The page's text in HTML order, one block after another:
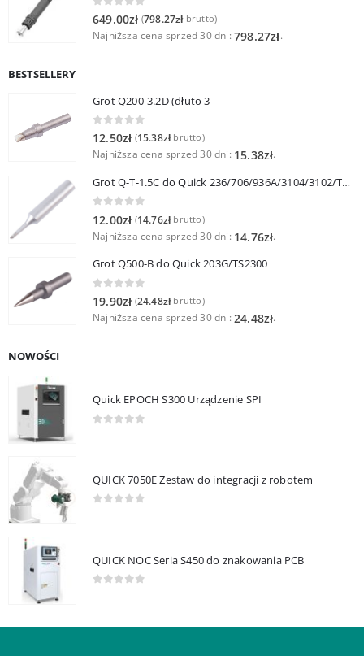
649.00zł (798.27złbrutto)
Najniższa cena sprzed 30 dni: 798.27zł.
BESTSELLERY
Grot Q200-3.2D (dłuto 3
0out of 5
12.50zł (15.38złbrutto)
Najniższa cena sprzed 30 dni: 15.38zł.
Grot Q-T-1.5C do Quick 236/706/936A/3104/3102/TS1100
12.00zł (14.76złbrutto)
Najniższa cena sprzed 30 dni: 14.76zł.
Grot Q500-B do Quick 203G/TS2300
0out of 5
19.90zł (24.48złbrutto)
Najniższa cena sprzed 30 dni: 24.48zł.
NOWOŚCI
Quick EPOCH S300 Urządzenie SPI
QUICK 7050E Zestaw do integracji z robotem
QUICK NOC Seria S450 do znakowania PCB